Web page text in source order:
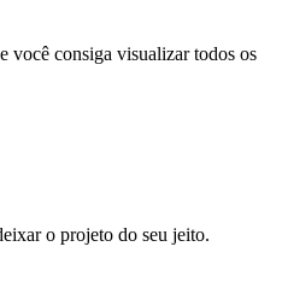
você consiga visualizar todos os
o projeto do seu jeito.